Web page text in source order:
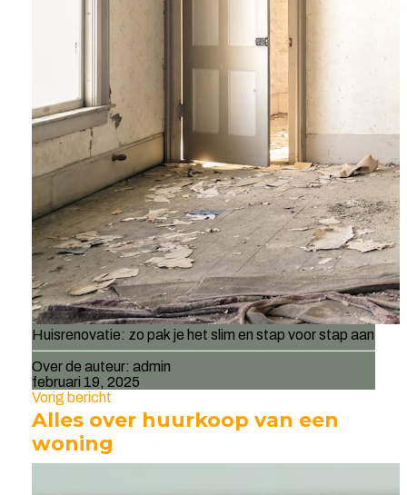
Huisrenovatie: zo pak je het slim en stap voor stap aan
Over de auteur: admin
februari 19, 2025
Vorig bericht
Alles over huurkoop van een
woning